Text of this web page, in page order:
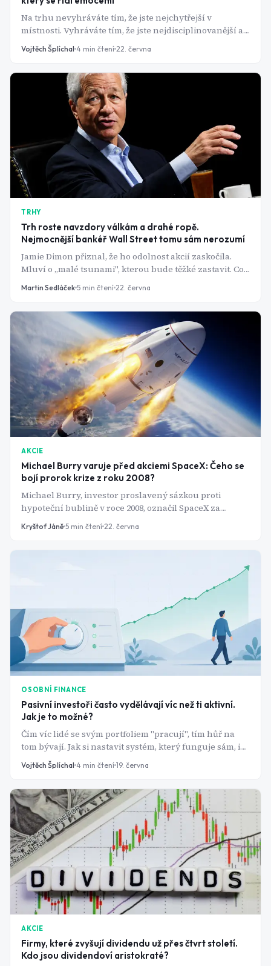
Na trhu nevyhráváte tím, že jste nejchytřejší v
místnosti. Vyhráváte tím, že jste nejdisciplinovanější a
data to potvrzují rok za rokem.
Vojtěch Šplíchal 4 min čtení 22. června
TRHY
Trh roste navzdory válkám a drahé ropě.
Nejmocnější bankéř Wall Street tomu sám nerozumí
Jamie Dimon přiznal, že ho odolnost akcií zaskočila.
Mluví o „malé tsunami", kterou bude těžké zastavit. Co
se skrývá za jeho znepokojením?
Martin Sedláček 5 min čtení 22. června
AKCIE
Michael Burry varuje před akciemi SpaceX: Čeho se
bojí prorok krize z roku 2008?
Michael Burry, investor proslavený sázkou proti
hypoteční bublině v roce 2008, označil SpaceX za
absurdně drahou akcii. Jenže i tak proti ní odmítl
vsadit. Co to tedy vypovídá o akciích?
Kryštof Jáně 5 min čtení 22. června
OSOBNÍ FINANCE
Pasivní investoři často vydělávají víc než ti aktivní.
Jak je to možné?
Čím víc lidé se svým portfoliem "pracují", tím hůř na
tom bývají. Jak si nastavit systém, který funguje sám, i
když vy zrovna nemáte chuť řešit trhy.
Vojtěch Šplíchal 4 min čtení 19. června
AKCIE
Firmy, které zvyšují dividendu už přes čtvrt století.
Kdo jsou dividendoví aristokraté?